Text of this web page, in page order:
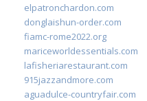
elpatronchardon.com
donglaishun-order.com
fiamc-rome2022.org
mariceworldessentials.com
lafisheriarestaurant.com
915jazzandmore.com
aguadulce-countryfair.com